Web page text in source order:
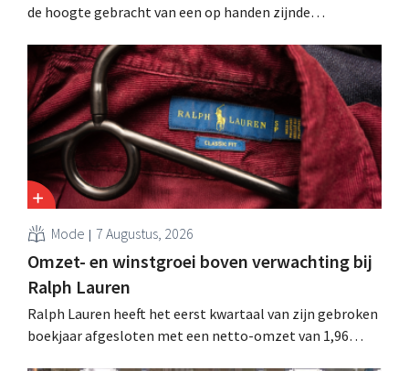
de hoogte gebracht van een op handen zijnde
sanering volgt op eerdere ingrepen in Nederland, België
en Spanje waarbij al honderden jobs verloren gingen.
Mode 7 Augustus, 2026
Omzet- en winstgroei boven verwachting bij
Ralph Lauren
Ralph Lauren heeft het eerst kwartaal van zijn gebroken
boekjaar afgesloten met een netto-omzet van 1,96